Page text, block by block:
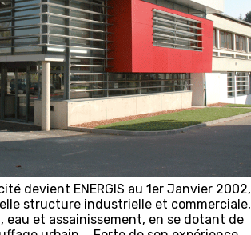
devient ENERGIS au 1er Janvier 2002,
structure industrielle et commerciale,
eau et assainissement, en se dotant de